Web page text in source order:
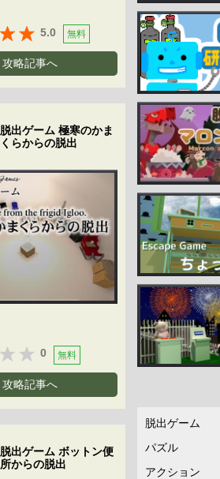
5.0
無料
攻略記事へ
脱出ゲーム 極寒のかま
くらからの脱出
0
無料
攻略記事へ
脱出ゲーム ボットン便
所からの脱出
脱出ゲーム
パズル
アクション